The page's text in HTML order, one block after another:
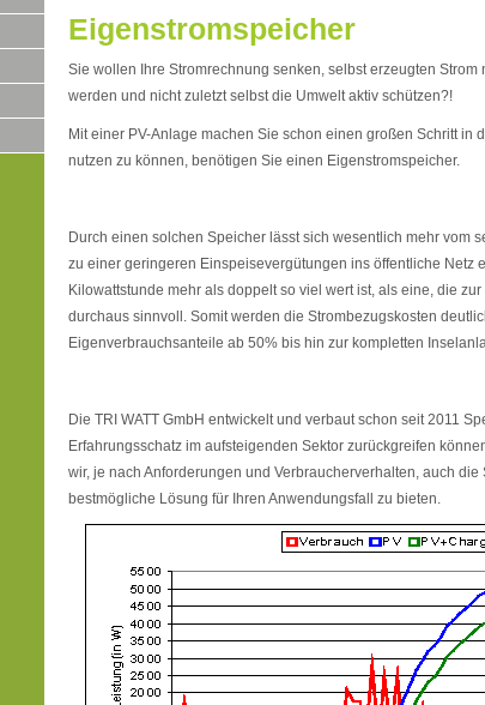
Eigenstromspeicher
Sie wollen Ihre Stromrechnung senken, selbst erzeugten
werden und nicht zuletzt selbst die Umwelt aktiv schützen?!
Mit einer PV-Anlage machen Sie schon einen großen Schritt in
nutzen zu können, benötigen Sie einen Eigenstromspeicher.
Durch einen solchen Speicher lässt sich wesentlich mehr vom
zu einer geringeren Einspeisevergütungen ins öffentliche Netz
Kilowattstunde mehr als doppelt so viel wert ist, als eine, die
durchaus sinnvoll. Somit werden die Strombezugskosten
Eigenverbrauchsanteile ab 50% bis hin zur kompletten
Die TRI WATT GmbH entwickelt und verbaut schon seit 2011
Erfahrungsschatz im aufsteigenden Sektor zurückgreifen
wir, je nach Anforderungen und Verbraucherverhalten, auch
bestmögliche Lösung für Ihren Anwendungsfall zu bieten.